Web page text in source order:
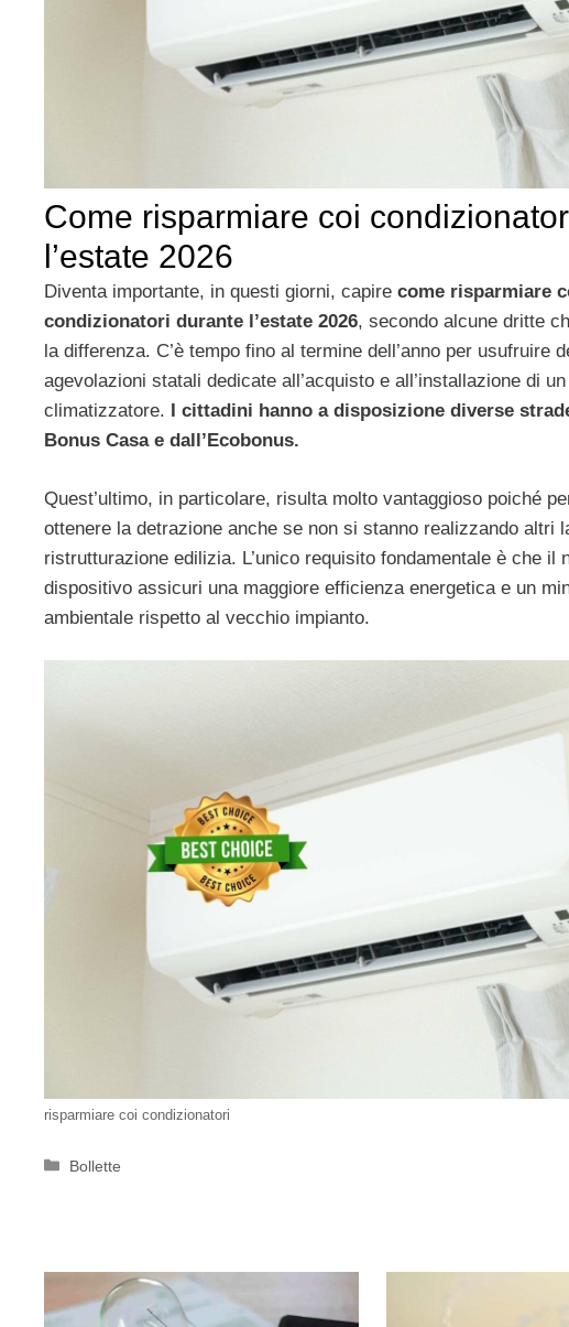
Come risparmiare coi
l’estate 2026
Diventa importante, in questi giorni, capire come risparmiare
condizionatori durante l’estate 2026, secondo alcune dritte
la differenza. C’è tempo fino al termine dell’anno per usufruire
agevolazioni statali dedicate all’acquisto e all’installazione di
climatizzatore. I cittadini hanno a disposizione diverse
Bonus Casa e dall’Ecobonus.
Quest’ultimo, in particolare, risulta molto vantaggioso poiché
ottenere la detrazione anche se non si stanno realizzando altri
ristrutturazione edilizia. L’unico requisito fondamentale è che il
dispositivo assicuri una maggiore efficienza energetica e un
ambientale rispetto al vecchio impianto.
risparmiare coi condizionatori
Categorie
Bollette